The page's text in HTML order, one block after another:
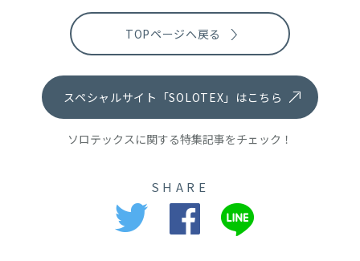
TOPページへ戻る
スペシャルサイト「SOLOTEX」はこちら
ソロテックスに関する特集記事をチェック！
SHARE